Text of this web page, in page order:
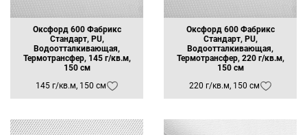
Оксфорд 600 Фабрикс
Стандарт, PU,
Водоотталкивающая,
Термотрансфер, 145 г/кв.м,
150 см
145 г/кв.м, 150 см
Оксфорд 600 Фабрикс
Стандарт, PU,
Водоотталкивающая,
Термотрансфер, 220 г/кв.м,
150 см
220 г/кв.м, 150 см